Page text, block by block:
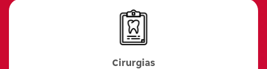
Cirurgias